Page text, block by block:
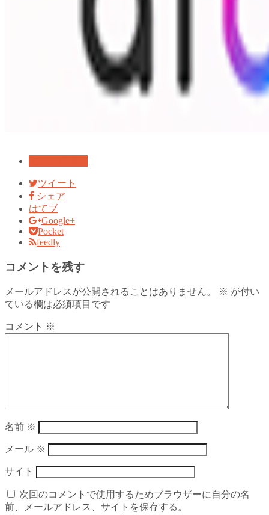
ツイート
シェア
はてブ
Google+
Pocket
feedly
コメントを残す
メールアドレスが公開されることはありません。 ※ が付い
ている欄は必須項目です
コメント ※
名前 ※
メール ※
サイト
次回のコメントで使用するためブラウザーに自分の名
前、メールアドレス、サイトを保存する。